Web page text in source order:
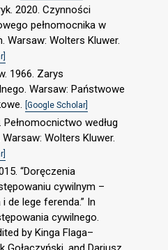
2020. Czynności
pełnomocnika w
Warsaw: Wolters Kluwer.
1966. Zarys
Warsaw: Państwowe
[Google Scholar]
Pełnomocnictwo według
Wolters Kluwer.
“Doręczenia
cywilnym –
de lege ferenda.” In
cywilnego.
by Kinga Flaga–